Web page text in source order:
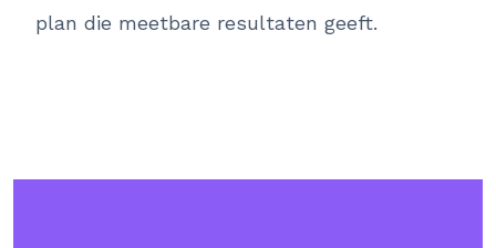
plan die meetbare resultaten geeft.